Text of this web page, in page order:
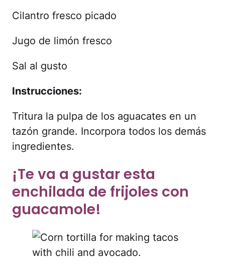
Cilantro fresco picado
Jugo de limón fresco
Sal al gusto
Instrucciones:
Tritura la pulpa de los aguacates en un
tazón grande. Incorpora todos los demás
ingredientes.
¡Te va a gustar esta
enchilada de frijoles con
guacamole!